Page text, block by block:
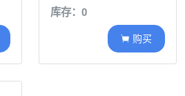
库存：0
 购买